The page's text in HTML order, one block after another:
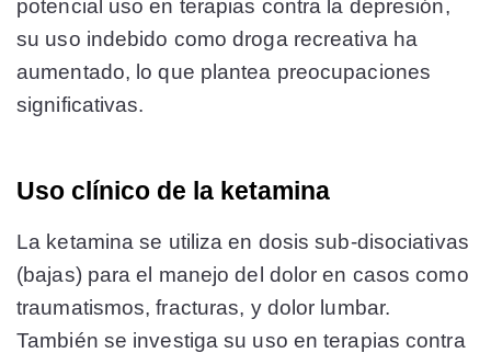
potencial uso en terapias contra la depresión,
su uso indebido como droga recreativa ha
aumentado, lo que plantea preocupaciones
significativas.
Uso clínico de la ketamina
La ketamina se utiliza en dosis sub-disociativas
(bajas) para el manejo del dolor en casos como
traumatismos, fracturas, y dolor lumbar.
También se investiga su uso en terapias contra